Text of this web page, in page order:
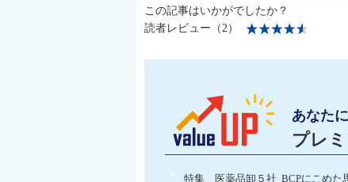
この記事はいかがでしたか？
読者レビュー（2）
あなた
プレ
特集 医薬品卸５社 BCPにこめた